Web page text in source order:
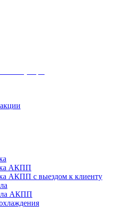
АКПП
АКПП с выездом к клиенту
АКПП